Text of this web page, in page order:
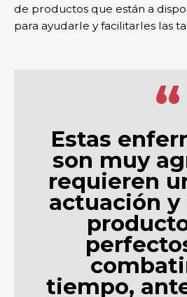
de productos que están a
para ayudarle y facilitarles las
“
Estas
son muy
requieren
actuación
tiempo,